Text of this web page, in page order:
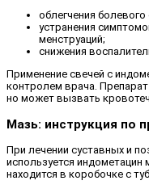
облегчения
устранения
менструаций;
снижения
Применение свечей с
контролем врача.
но может вызвать
Мазь: инструкция по
При лечении суставных и
используется
находится в коробочке с